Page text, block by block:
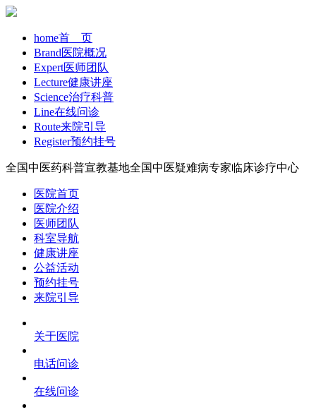
home首 页
Brand医院概况
Expert医师团队
Lecture健康讲座
Science治疗科普
Line在线问诊
Route来院引导
Register预约挂号
全国中医药科普宣教基地全国中医疑难病专家临床诊疗中心
医院首页
医院介绍
医师团队
科室导航
健康讲座
公益活动
预约挂号
来院引导
关于医院
电话问诊
在线问诊